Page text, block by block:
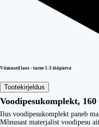
Viimased laos - tarne 1-3 tööpäeva
Tootekirjeldus
Voodipesukomplekt, 160
Ilus voodipesukomplekt paneb
Mõnusast materjalist voodipesu